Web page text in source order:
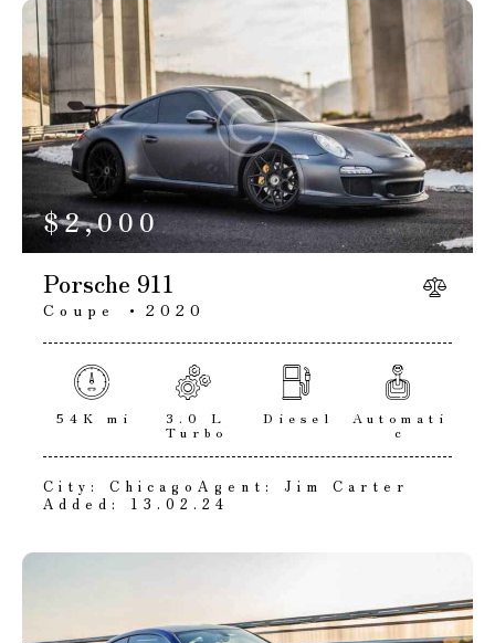
$2,000
Porsche 911
Coupe 2020
54K mi 3.0 L
Turbo
Diesel Automati
c
City: ChicagoAgent:
Jim Carter
Added:
13.02.24